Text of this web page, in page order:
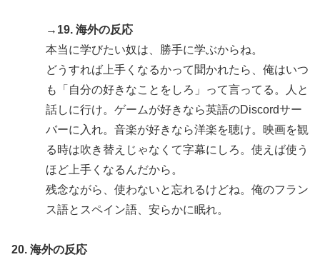
→19. 海外の反応
本当に学びたい奴は、勝手に学ぶからね。
どうすれば上手くなるかって聞かれたら、俺はいつ
も「自分の好きなことをしろ」って言ってる。人と
話しに行け。ゲームが好きなら英語のDiscordサー
バーに入れ。音楽が好きなら洋楽を聴け。映画を観
る時は吹き替えじゃなくて字幕にしろ。使えば使う
ほど上手くなるんだから。
残念ながら、使わないと忘れるけどね。俺のフラン
ス語とスペイン語、安らかに眠れ。
20. 海外の反応